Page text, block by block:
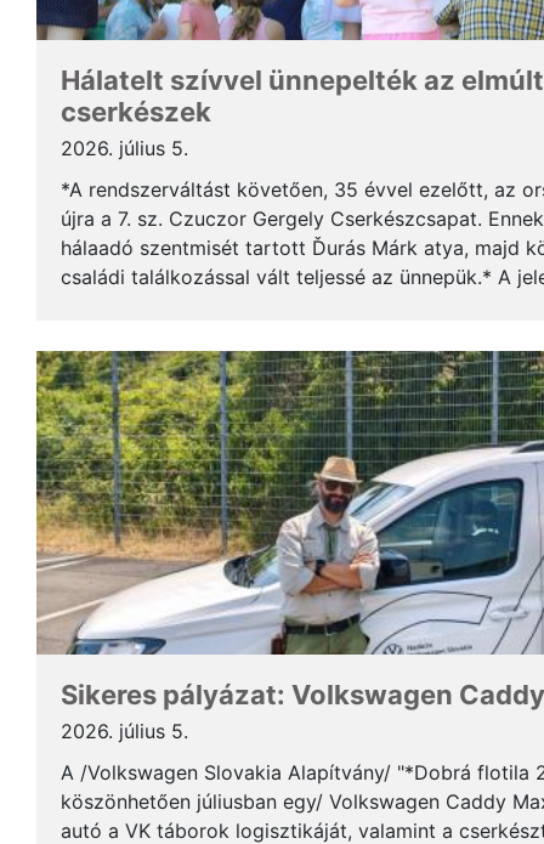
Hálatelt szívvel ünnepelték az
cserkészek
2026. július 5.
*A rendszerváltást követően, 35 évvel ezelőtt, az
újra a 7. sz. Czuczor Gergely Cserkészcsapat.
hálaadó szentmisét tartott Ďurás Márk atya, majd
családi találkozással vált teljessé az ünnepük.* A
Sikeres pályázat: Volkswagen
2026. július 5.
A /Volkswagen Slovakia Alapítvány/ "*Dobrá flotila
köszönhetően júliusban egy/ Volkswagen Caddy
autó a VK táborok logisztikáját, valamint a